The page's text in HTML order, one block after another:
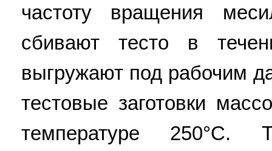
частоту вращения
сбивают тесто в
выгружают под рабочим
тестовые заготовки
температуре 250°С.